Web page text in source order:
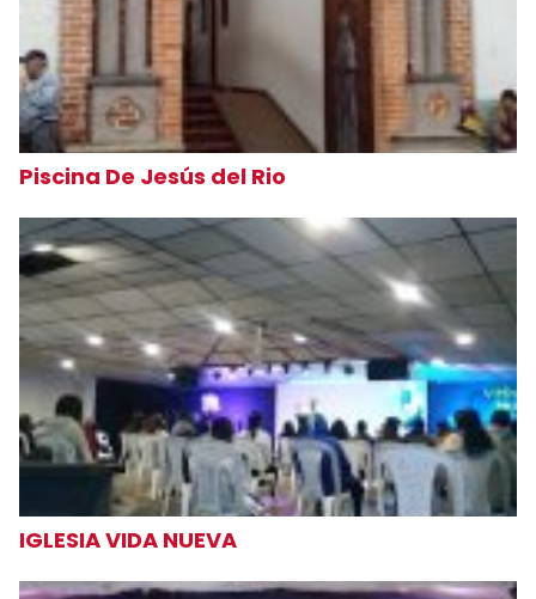
Piscina De Jesús del Rio
IGLESIA VIDA NUEVA